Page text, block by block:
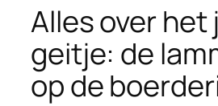
Alles over het
geitje: de
op de